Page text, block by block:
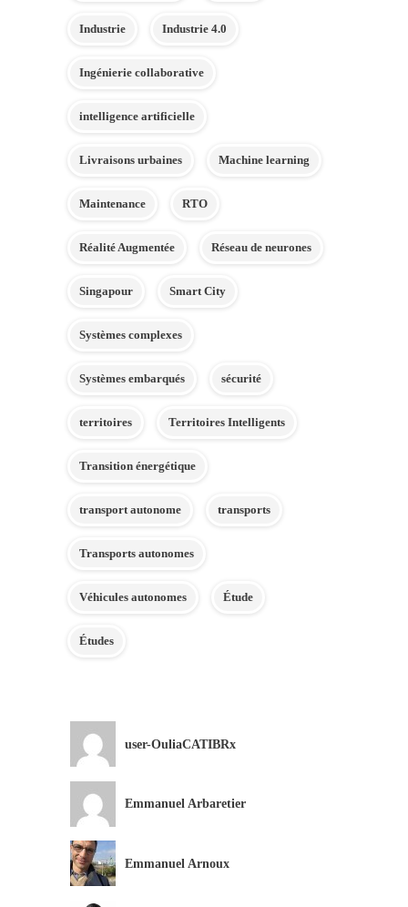
Industrie Industrie 4.0
Ingénierie collaborative
intelligence artificielle
Livraisons urbaines Machine learning
Maintenance RTO
Réalité Augmentée Réseau de neurones
Singapour Smart City
Systèmes complexes
Systèmes embarqués sécurité
territoires Territoires Intelligents
Transition énergétique
transport autonome transports
Transports autonomes
Véhicules autonomes Étude
Études
user-OuliaCATIBRx
Emmanuel Arbaretier
Emmanuel Arnoux